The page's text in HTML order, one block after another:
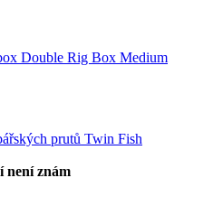
Double Rig Box Medium
není znám